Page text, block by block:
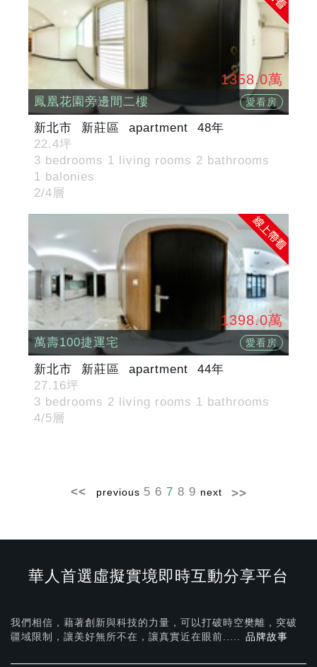
1358.0萬
鳳凰花園旁邊間二樓 愛看房
新北市 新莊區 apartment
48年
22.4坪
3 bedrooms 1 living rooms 2 bathrooms
1 balonies
2/4層
1398.0萬
萬壽100捷運宅 愛看房
新北市 新莊區 apartment
44年
27.16坪
3 bedrooms 2 living rooms 1 bathrooms
4/5層
previous 5 6 7 8 9 next
華人首選虛擬實境即時互動分享平台
我們相信，藉著創新與科技的力量，可以打破時空樊離，突破
疆域限制，讓美好無所不在， 讓真實近在眼前..... 品牌故事